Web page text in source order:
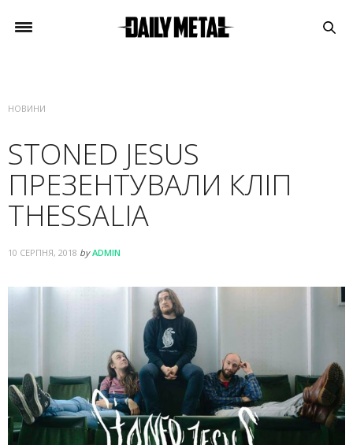
НОВИНИ
STONED JESUS
ПРЕЗЕНТУВАЛИ КЛІП
THESSALIA
10 СЕРПНЯ, 2018 by ADMIN